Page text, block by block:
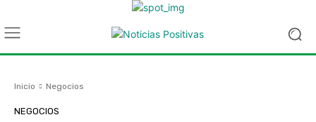
Inicio Negocios
NEGOCIOS